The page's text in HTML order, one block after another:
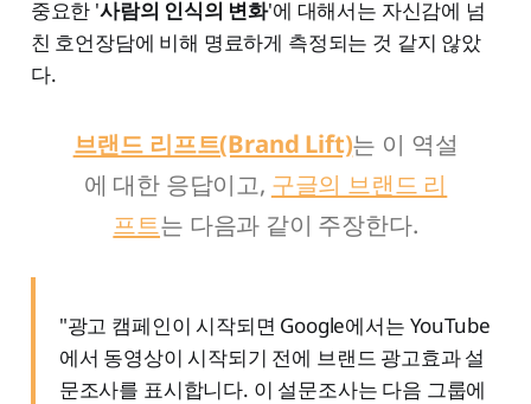
중요한 '사람의 인식의 변화'에 대해서는 자신감에 넘
친 호언장담에 비해 명료하게 측정되는 것 같지 않았
다.
브랜드 리프트(Brand Lift)는 이 역설
에 대한 응답이고, 구글의 브랜드 리
프트는 다음과 같이 주장한다.
"광고 캠페인이 시작되면 Google에서는 YouTube
에서 동영상이 시작되기 전에 브랜드 광고효과 설
문조사를 표시합니다. 이 설문조사는 다음 그룹에